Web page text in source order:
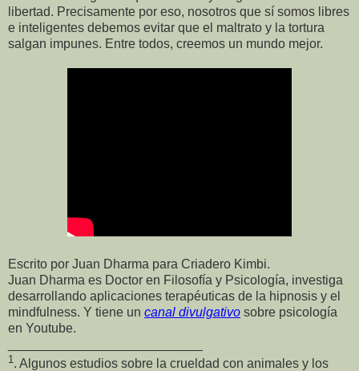
libertad. Precisamente por eso, nosotros que sí somos libres
e inteligentes debemos evitar que el maltrato y la tortura
salgan impunes. Entre todos, creemos un mundo mejor.
Escrito por Juan Dharma para Criadero Kimbi.
Juan Dharma es Doctor en Filosofía y Psicología, investiga
desarrollando aplicaciones terapéuticas de la hipnosis y el
mindfulness. Y tiene un canal divulgativo sobre psicología
en Youtube.
1 . Algunos estudios sobre la crueldad con animales y los